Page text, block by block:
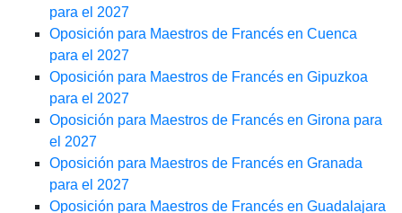
para el 2027
Oposición para Maestros de Francés en Cuenca
para el 2027
Oposición para Maestros de Francés en Gipuzkoa
para el 2027
Oposición para Maestros de Francés en Girona para
el 2027
Oposición para Maestros de Francés en Granada
para el 2027
Oposición para Maestros de Francés en Guadalajara